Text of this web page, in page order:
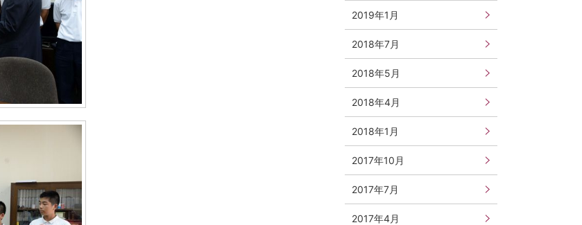
2019年1月
2018年7月
2018年5月
2018年4月
2018年1月
2017年10月
2017年7月
2017年4月